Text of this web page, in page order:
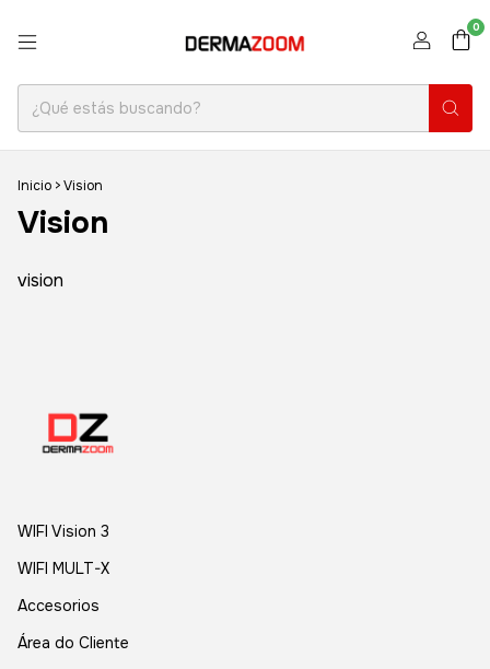
0
Inicio >Vision
Vision
vision
WIFI Vision 3
WIFI MULT-X
Accesorios
Área do Cliente